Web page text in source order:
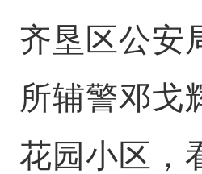
齐垦区公安
所辅警邓戈
花园小区，